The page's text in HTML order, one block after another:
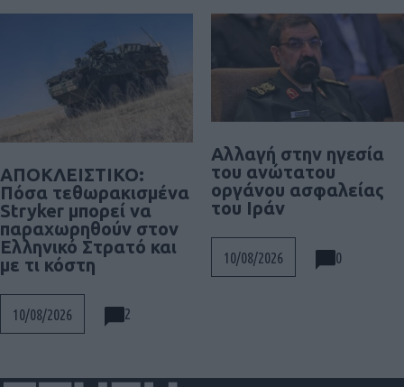
ΑΠΟΚΛΕΙΣΤΙΚΟ:
Πόσα τεθωρακισμένα
Stryker μπορεί να
παραχωρηθούν στον
Ελληνικό Στρατό και
με τι κόστη
10/08/2026 2
Αλλαγή στην ηγεσία
του ανώτατου
οργάνου ασφαλείας
του Ιράν
10/08/2026 0